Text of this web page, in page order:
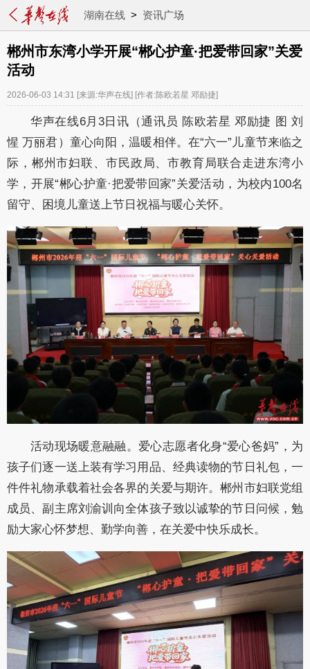
湖南在线> 资讯广场
郴州市东湾小学开展“郴心护童·把爱带回家”关爱
活动
2026-06-03 14:31 [来源:华声在线] [作者:陈欧若星 邓励捷]
华声在线6月3日讯（通讯员 陈欧若星 邓励捷 图 刘
惺 万丽君）童心向阳，温暖相伴。在“六一”儿童节来临之
际，郴州市妇联、市民政局、市教育局联合走进东湾小
学，开展“郴心护童·把爱带回家”关爱活动，为校内100名
留守、困境儿童送上节日祝福与暖心关怀。
活动现场暖意融融。爱心志愿者化身“爱心爸妈”，为
孩子们逐一送上装有学习用品、经典读物的节日礼包，一
件件礼物承载着社会各界的关爱与期许。郴州市妇联党组
成员、副主席刘渝训向全体孩子致以诚挚的节日问候，勉
励大家心怀梦想、勤学向善，在关爱中快乐成长。